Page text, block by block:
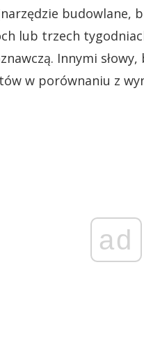
budowlane,
lub trzech
Innymi
w porównaniu z
ad